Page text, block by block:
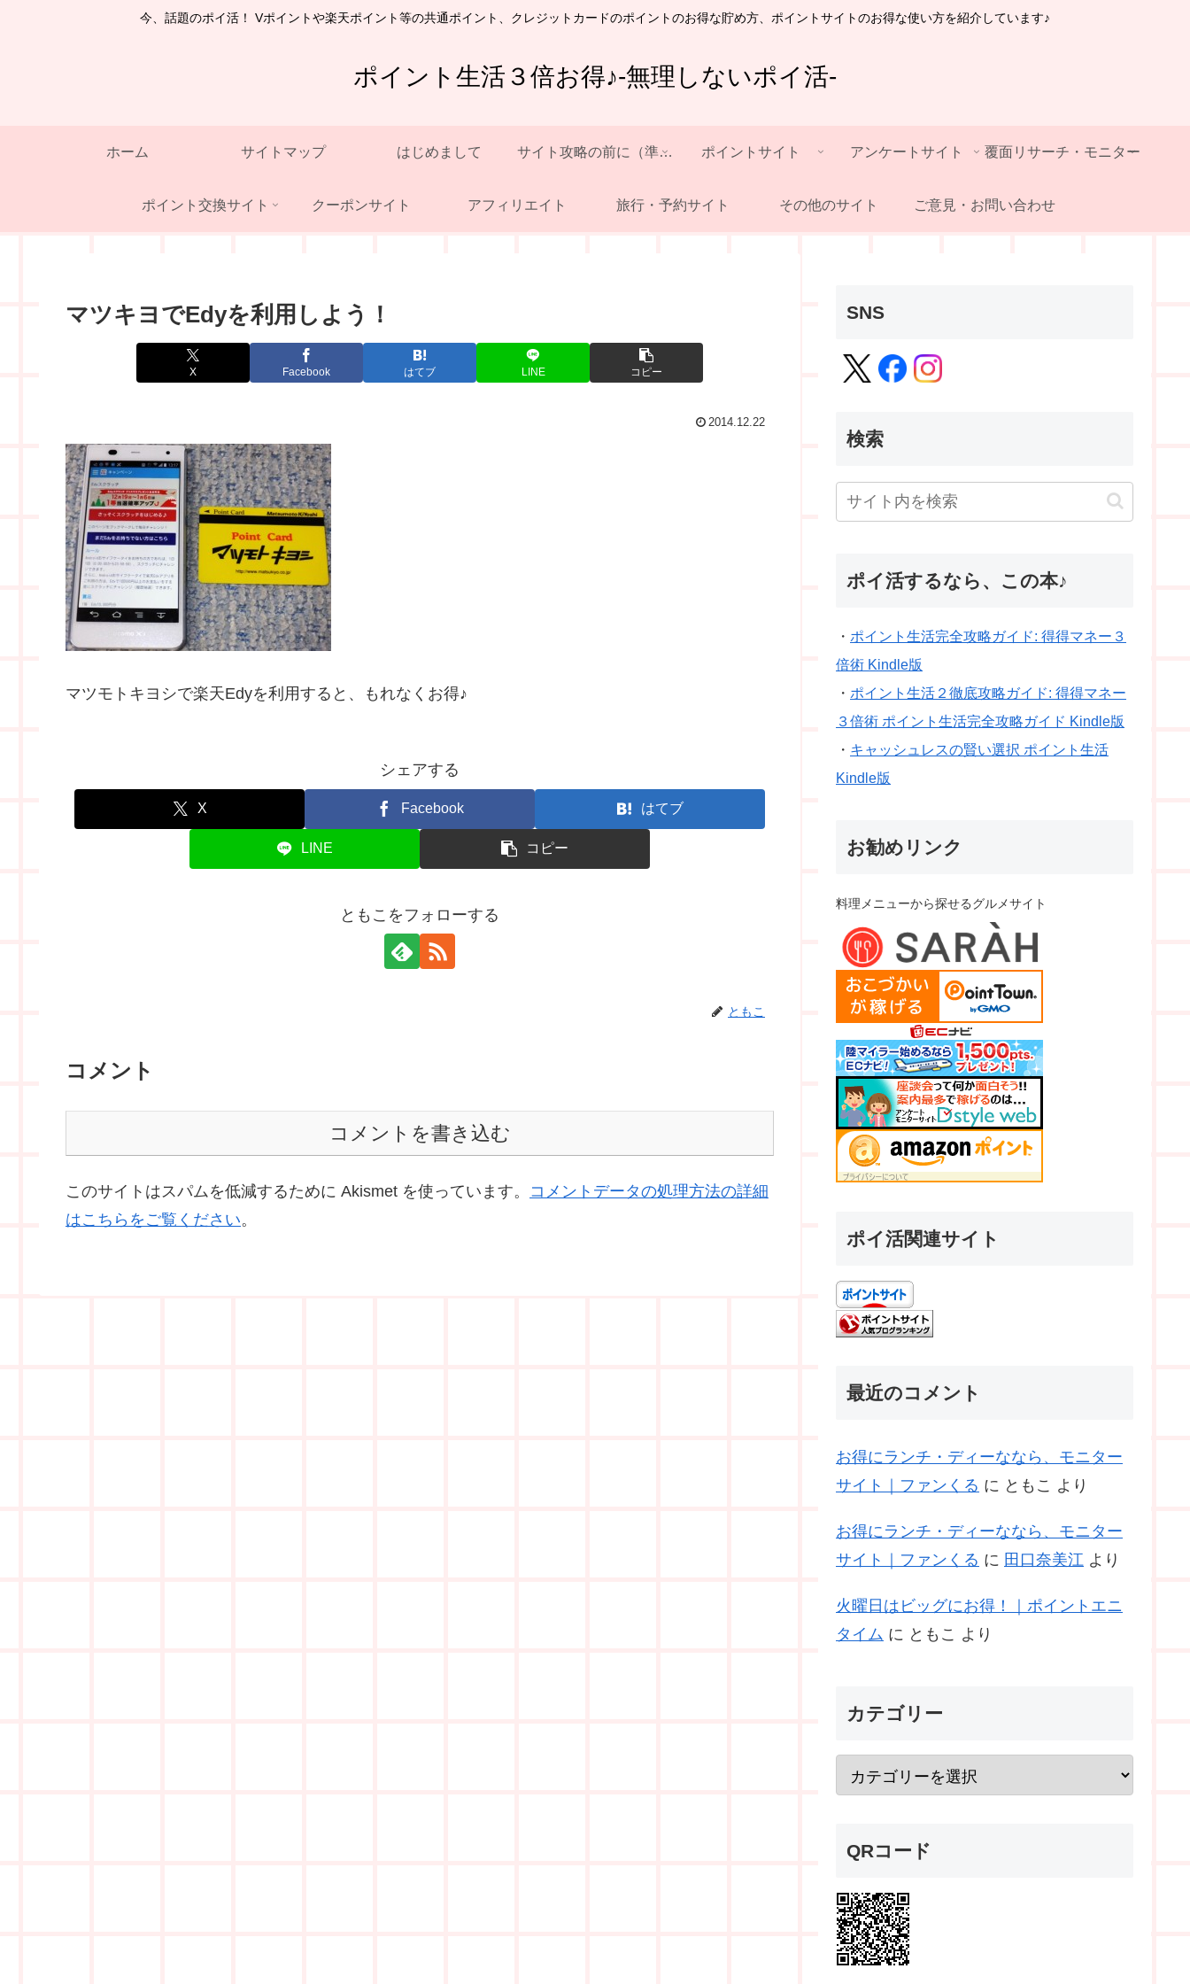
今、話題のポイ活！ Vポイントや楽天ポイント等の共通ポイント、クレジットカードのポイントのお得な貯め方、ポイントサイトのお得な使い方を紹介しています♪
ポイント生活３倍お得♪-無理しないポイ活-
ホーム サイトマップ はじめまして サイト攻略の前に（準備） ポイントサイト アンケートサイト 覆面リサーチ・モニター
ポイント交換サイト クーポンサイト アフィリエイト 旅行・予約サイト その他のサイト ご意見・お問い合わせ
マツキヨでEdyを利用しよう！
X Facebook はてブ LINE コピー
2014.12.22
マツモトキヨシで楽天Edyを利用すると、もれなくお得♪
シェアする
X Facebook はてブ
LINE コピー
ともこをフォローする
ともこ
コメント
コメントを書き込む
このサイトはスパムを低減するために Akismet を使っています。 コメントデータの処理方法の詳細
はこちらをご覧ください。
SNS
検索
ポイ活するなら、この本♪
・ ポイント生活完全攻略ガイド: 得得マネー３
倍術 Kindle版
・ ポイント生活２徹底攻略ガイド: 得得マネー
３倍術 ポイント生活完全攻略ガイド Kindle版
・ キャッシュレスの賢い選択 ポイント生活
Kindle版
お勧めリンク
料理メニューから探せるグルメサイト
ポイ活関連サイト
最近のコメント
お得にランチ・ディーななら、モニター
サイト｜ファンくる に ともこ より
お得にランチ・ディーななら、モニター
サイト｜ファンくる に 田口奈美江 より
火曜日はビッグにお得！｜ポイントエニ
タイム に ともこ より
カテゴリー
QRコード